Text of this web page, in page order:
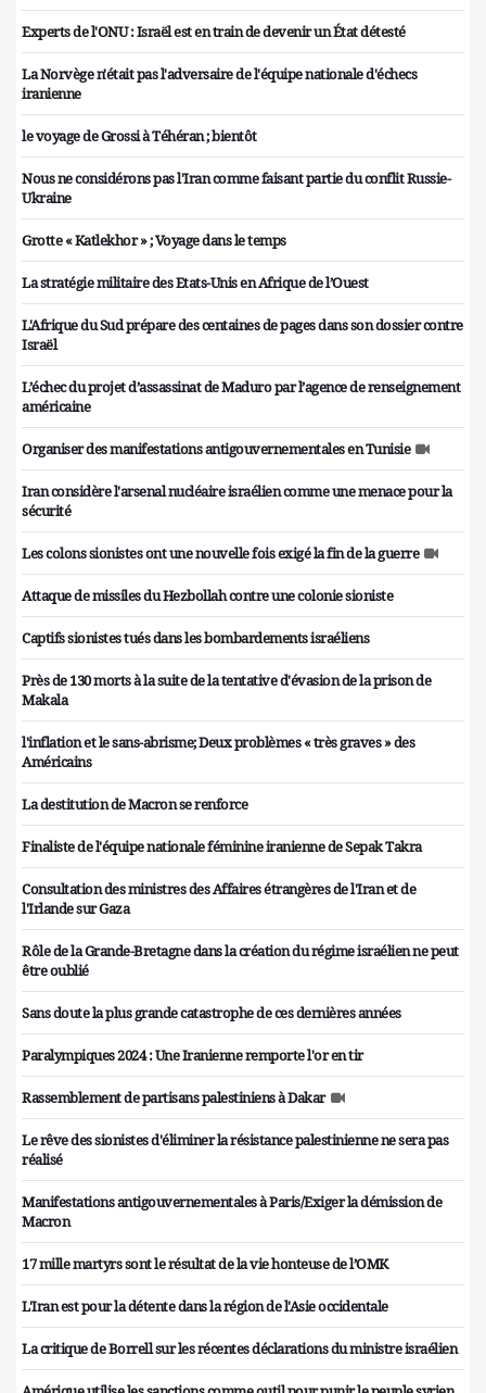
Experts de l'ONU : Israël est en train de devenir un État détesté
La Norvège n'était pas l'adversaire de l'équipe nationale d'échecs
iranienne
le voyage de Grossi à Téhéran ; bientôt
Nous ne considérons pas l'Iran comme faisant partie du conflit Russie-
Ukraine
Grotte « Katlekhor » ; Voyage dans le temps
La stratégie militaire des Etats-Unis en Afrique de l’Ouest
L'Afrique du Sud prépare des centaines de pages dans son dossier contre
Israël
L’échec du projet d’assassinat de Maduro par l’agence de renseignement
américaine
Organiser des manifestations antigouvernementales en Tunisie
Iran considère l'arsenal nucléaire israélien comme une menace pour la
sécurité
Les colons sionistes ont une nouvelle fois exigé la fin de la guerre
Attaque de missiles du Hezbollah contre une colonie sioniste
Captifs sionistes tués dans les bombardements israéliens
Près de 130 morts à la suite de la tentative d'évasion de la prison de
Makala
l'inflation et le sans-abrisme; Deux problèmes « très graves » des
Américains
La destitution de Macron se renforce
Finaliste de l'équipe nationale féminine iranienne de Sepak Takra
Consultation des ministres des Affaires étrangères de l'Iran et de
l'Irlande sur Gaza
Rôle de la Grande-Bretagne dans la création du régime israélien ne peut
être oublié
Sans doute la plus grande catastrophe de ces dernières années
Paralympiques 2024 : Une Iranienne remporte l'or en tir
Rassemblement de partisans palestiniens à Dakar
Le rêve des sionistes d'éliminer la résistance palestinienne ne sera pas
réalisé
Manifestations antigouvernementales à Paris/Exiger la démission de
Macron
17 mille martyrs sont le résultat de la vie honteuse de l’OMK
L'Iran est pour la détente dans la région de l'Asie occidentale
La critique de Borrell sur les récentes déclarations du ministre israélien